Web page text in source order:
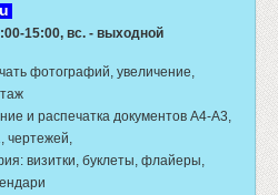
15:00, вс. - выходной
фотографий, увеличение,
и распечатка документов А4-А3,
чертежей,
визитки, буклеты, флайеры,